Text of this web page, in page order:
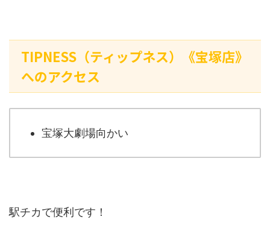
TIPNESS（ティップネス）《宝塚店》
へのアクセス
宝塚大劇場向かい
駅チカで便利です！